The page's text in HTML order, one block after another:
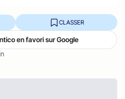
CLASSER
en favori sur Google